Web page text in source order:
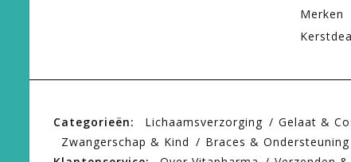
Merken
Categorieën: Lichaamsverzorging Gelaat &
Zwangerschap & Kind
Braces & Ondersteuning